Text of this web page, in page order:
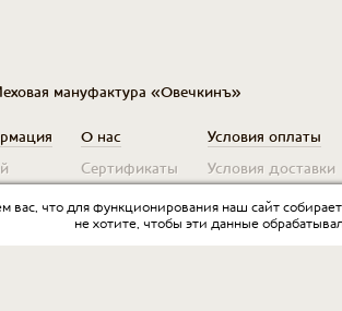
мануфактура «Овечкинъ»
О нас
Сертификаты
Контакты
Условия оплаты
Условия доставки
Оплата для юр. лиц
Условия возврата
вас, что для функционирования наш сайт
не хотите, чтобы эти данные